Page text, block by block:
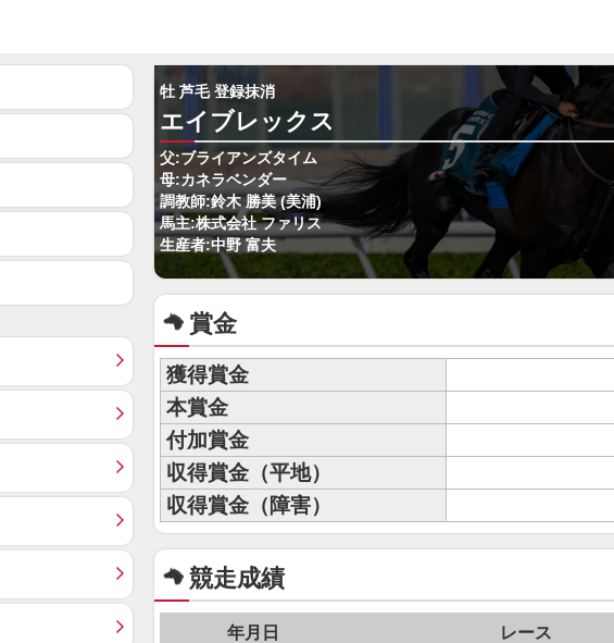
牡 芦毛 登録抹消
エイブレックス
父:ブライアンズタイム
母:カネラベンダー
調教師:鈴木 勝美 (美浦)
馬主:株式会社 ファリス
生産者:中野 富夫
賞金
獲得賞金
本賞金
付加賞金
収得賞金（平地）
収得賞金（障害）
競走成績
年月日 レース